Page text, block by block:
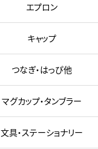
エプロン
キャップ
つなぎ・はっぴ他
マグカップ・タンブラー
文具・ステーショナリー